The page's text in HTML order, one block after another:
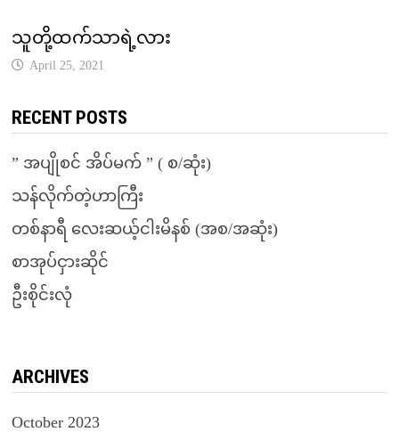
သူတို့ထက်သာရဲ့လား
April 25, 2021
RECENT POSTS
” အပျိုစင် အိပ်မက် ” ( စ/ဆုံး)
သန်လိုက်တဲ့ဟာကြီး
တစ်နာရီ လေးဆယ့်ငါးမိနစ် (အစ/အဆုံး)
စာအုပ်ငှားဆိုင်
ဦးစိုင်းလုံ
ARCHIVES
October 2023